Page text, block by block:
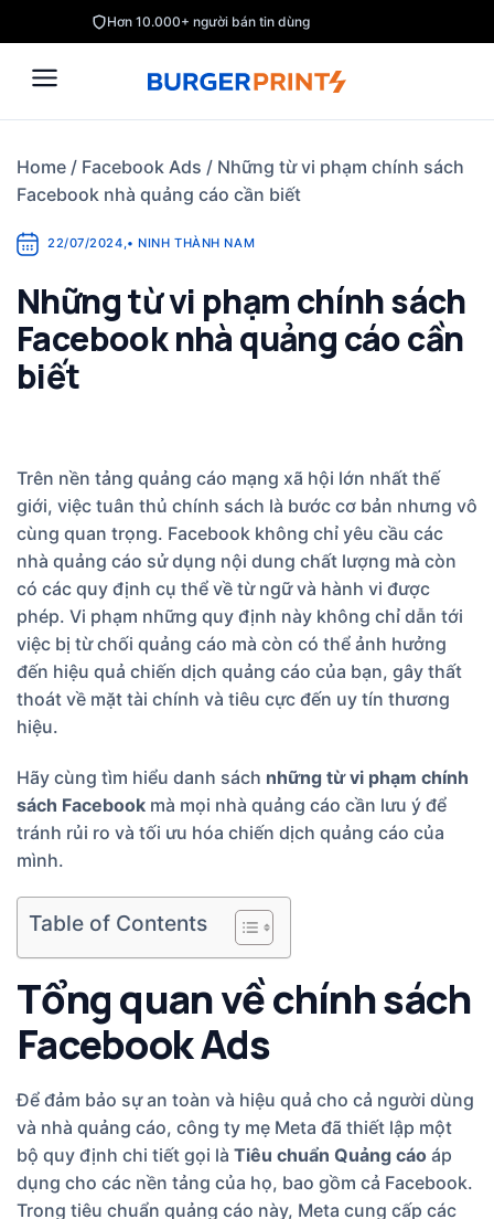
to
content
Hơn 10.000+ người bán tin dùng
Home / Facebook Ads / Những từ vi phạm chính sách
Facebook nhà quảng cáo cần biết
22/07/2024,• NINH THÀNH NAM
Những từ vi phạm chính sách
Facebook nhà quảng cáo cần
biết
Trên nền tảng quảng cáo mạng xã hội lớn nhất thế
giới, việc tuân thủ chính sách là bước cơ bản nhưng vô
cùng quan trọng. Facebook không chỉ yêu cầu các
nhà quảng cáo sử dụng nội dung chất lượng mà còn
có các quy định cụ thể về từ ngữ và hành vi được
phép. Vi phạm những quy định này không chỉ dẫn tới
việc bị từ chối quảng cáo mà còn có thể ảnh hưởng
đến hiệu quả chiến dịch quảng cáo của bạn, gây thất
thoát về mặt tài chính và tiêu cực đến uy tín thương
hiệu.
Hãy cùng tìm hiểu danh sách những từ vi phạm chính
sách Facebook mà mọi nhà quảng cáo cần lưu ý để
tránh rủi ro và tối ưu hóa chiến dịch quảng cáo của
mình.
Table of Contents
Tổng quan về chính sách
Facebook Ads
Để đảm bảo sự an toàn và hiệu quả cho cả người dùng
và nhà quảng cáo, công ty mẹ Meta đã thiết lập một
bộ quy định chi tiết gọi là Tiêu chuẩn Quảng cáo áp
dụng cho các nền tảng của họ, bao gồm cả Facebook.
Trong tiêu chuẩn quảng cáo này, Meta cung cấp các